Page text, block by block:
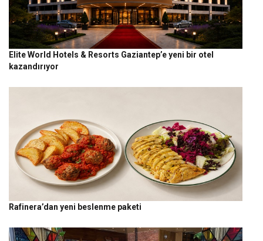
Elite World Hotels & Resorts Gaziantep’e yeni bir otel
kazandırıyor
Rafinera’dan yeni beslenme paketi